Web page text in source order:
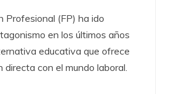
Profesional (FP) ha ido
en los últimos años
educativa que ofrece
directa con el mundo laboral.